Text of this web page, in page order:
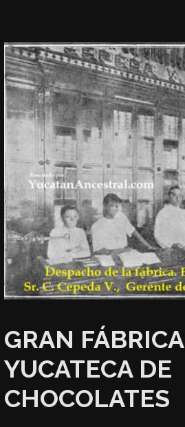
GRAN FÁBRICA
YUCATECA DE
CHOCOLATES